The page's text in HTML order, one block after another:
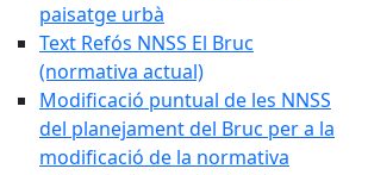
paisatge urbà
Text Refós NNSS El Bruc
(normativa actual)
Modificació puntual de les NNSS
del planejament del Bruc per a la
modificació de la normativa